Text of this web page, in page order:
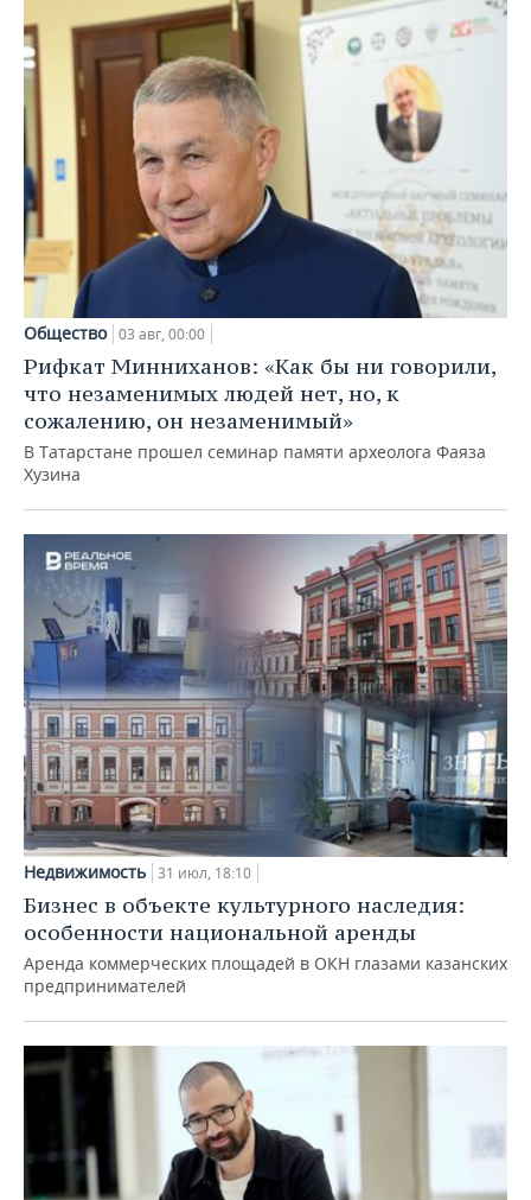
Общество 03 авг, 00:00
Рифкат Минниханов: «Как бы ни говорили,
что незаменимых людей нет, но, к
сожалению, он незаменимый»
В Татарстане прошел семинар памяти археолога Фаяза
Хузина
Недвижимость 31 июл, 18:10
Бизнес в объекте культурного наследия:
особенности национальной аренды
Аренда коммерческих площадей в ОКН глазами казанских
предпринимателей